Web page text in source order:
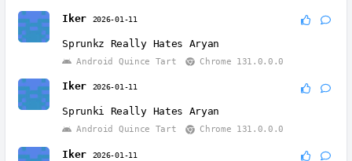
Iker 2026-01-11
Sprunkz Really Hates Aryan
Android Quince Tart Chrome 131.0.0.0
Iker 2026-01-11
Sprunki Really Hates Aryan
Android Quince Tart Chrome 131.0.0.0
Iker 2026-01-11